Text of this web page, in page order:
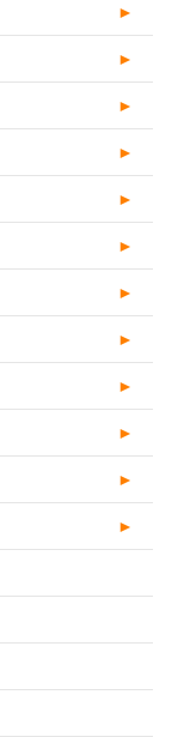
►
►
►
►
►
►
►
►
►
►
►
►